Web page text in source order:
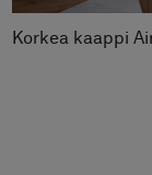
Korkea kaappi